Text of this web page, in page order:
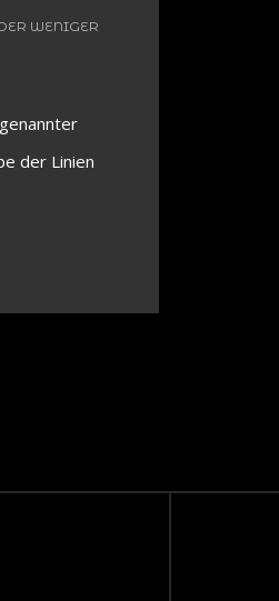
WENIGER
der Linien